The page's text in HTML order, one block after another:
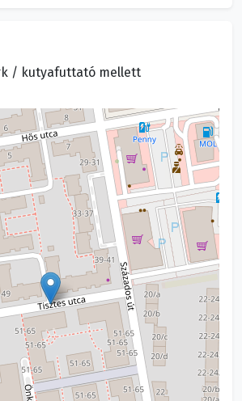
/ kutyafuttató mellett